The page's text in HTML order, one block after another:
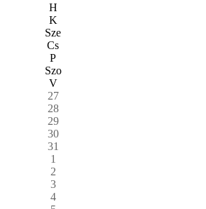
H
K
Sze
Cs
P
Szo
V
27
28
29
30
31
1
2
3
4